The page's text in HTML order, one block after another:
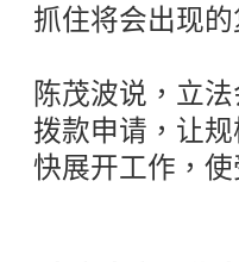
抓住将会出现的
陈茂波说，立
拨款申请，让
快展开工作，